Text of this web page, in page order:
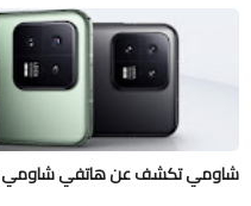
شاومي تكشف عن هاتفي شاومي 13 و13 برو